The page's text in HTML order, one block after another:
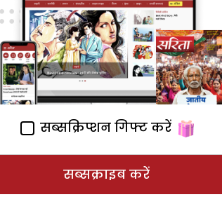
सब्सक्रिप्शन गिफ्ट करें
सब्सक्राइब करें